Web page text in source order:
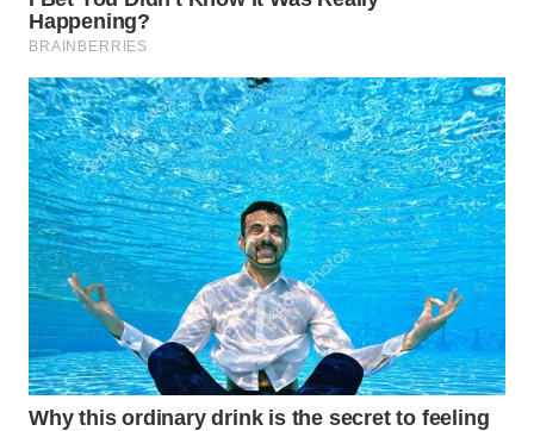
WN
CIREBON
WN
INDRAMAYU
WN
KUNINGAN
WN
MAJALENGKA
WN
SUBANG